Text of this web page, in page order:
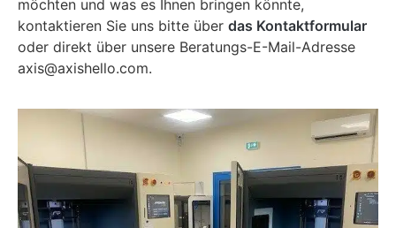
möchten und was es Ihnen bringen könnte,
kontaktieren Sie uns bitte über das Kontaktformular
oder direkt über unsere Beratungs-E-Mail-Adresse
axis@axishello.com.